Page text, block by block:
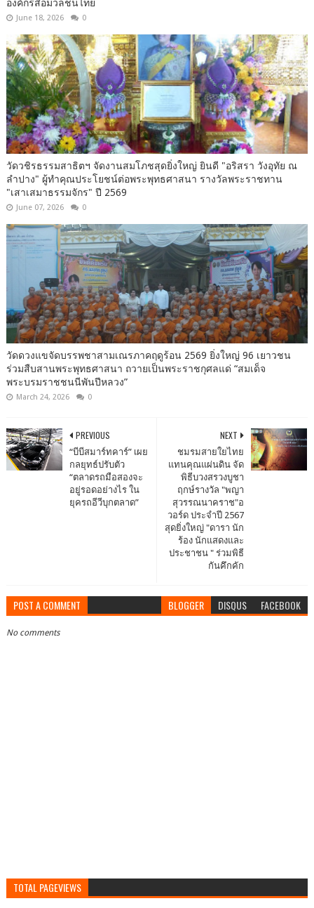
องค์กรสื่อมวลชนไทย
June 18, 2026 0
วัดวชิรธรรมสาธิตฯ จัดงานสมโภชสุดยิ่งใหญ่ ยินดี "อริสรา วังอุทัย ณ
ลำปาง" ผู้ทำคุณประโยชน์ต่อพระพุทธศาสนา รางวัลพระราชทาน
"เสาเสมาธรรมจักร" ปี 2569
June 07, 2026 0
วัดดวงแขจัดบรรพชาสามเณรภาคฤดูร้อน 2569 ยิ่งใหญ่ 96 เยาวชน
ร่วมสืบสานพระพุทธศาสนา ถวายเป็นพระราชกุศลแด่ “สมเด็จ
พระบรมราชชนนีพันปีหลวง”
March 24, 2026 0
NEXT
ชมรมสายใยไทย
แทนคุณแผ่นดิน จัด
พิธีบวงสรวงบูชา
ฤกษ์รางวัล "พญา
สุวรรณนาคราช"อ
วอร์ด ประจำปี 2567
สุดยิ่งใหญ่ "ดารา นัก
ร้อง นักแสดงและ
ประชาชน " ร่วมพิธี
กันคึกคัก
PREVIOUS
“บีบีสมาร์ทคาร์” เผย
กลยุทธ์ปรับตัว
“ตลาดรถมือสองจะ
อยู่รอดอย่างไร ใน
ยุครถอีวีบุกตลาด”
POST A COMMENT BLOGGER DISQUS FACEBOOK
No comments
TOTAL PAGEVIEWS